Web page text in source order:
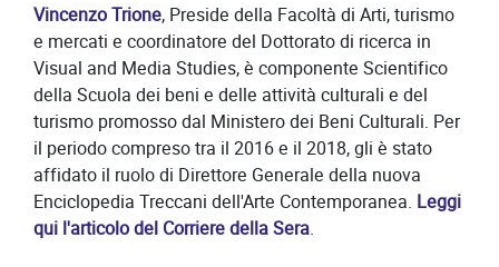
Vincenzo Trione, Preside della Facoltà di Arti, turismo
e mercati e coordinatore del Dottorato di ricerca in
Visual and Media Studies, è componente Scientifico
della Scuola dei beni e delle attività culturali e del
turismo promosso dal Ministero dei Beni Culturali. Per
il periodo compreso tra il 2016 e il 2018, gli è stato
affidato il ruolo di Direttore Generale della nuova
Enciclopedia Treccani dell'Arte Contemporanea. Leggi
qui l'articolo del Corriere della Sera.